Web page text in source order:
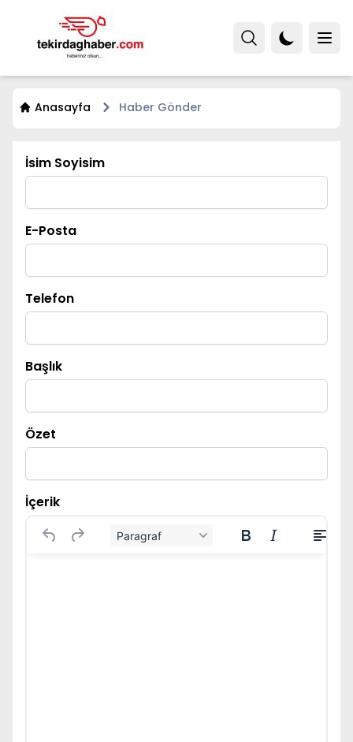
Anasayfa Haber Gönder
İsim Soyisim
E-Posta
Telefon
Başlık
Özet
İçerik
Paragraf